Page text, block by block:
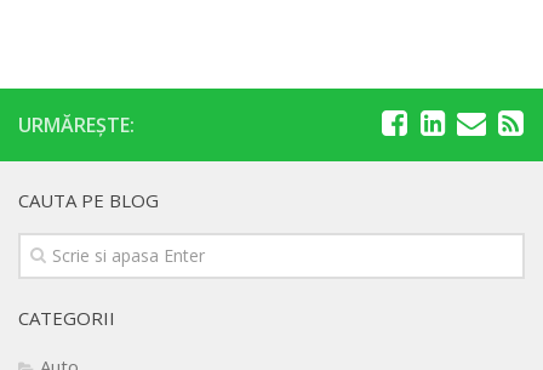
URMĂREȘTE:
CAUTA PE BLOG
CATEGORII